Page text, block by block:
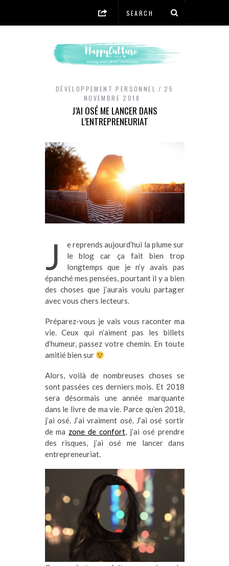
DÉVELOPPEMENT PERSONNEL
25
NOVEMBRE 2018
J’AI OSÉ ME LANCER DANS
L’ENTREPRENEURIAT
J
e reprends aujourd’hui la plume sur
le blog car ça fait bien trop
longtemps que je n’y avais pas
épanché mes pensées, pourtant il y a bien
des choses que j’aurais voulu partager
avec vous chers lecteurs.
Préparez-vous je vais vous raconter ma
vie. Ceux qui n’aiment pas les billets
d’humeur, passez votre chemin. En toute
amitié bien sur
Alors, voilà de nombreuses choses se
sont passées ces derniers mois. Et 2018
sera désormais une année marquante
dans le livre de ma vie. Parce qu’en 2018,
j’ai osé. J’ai vraiment osé. J’ai osé sortir
de ma zone de confort, j’ai osé prendre
des risques, j’ai osé me lancer dans
entrepreneuriat.